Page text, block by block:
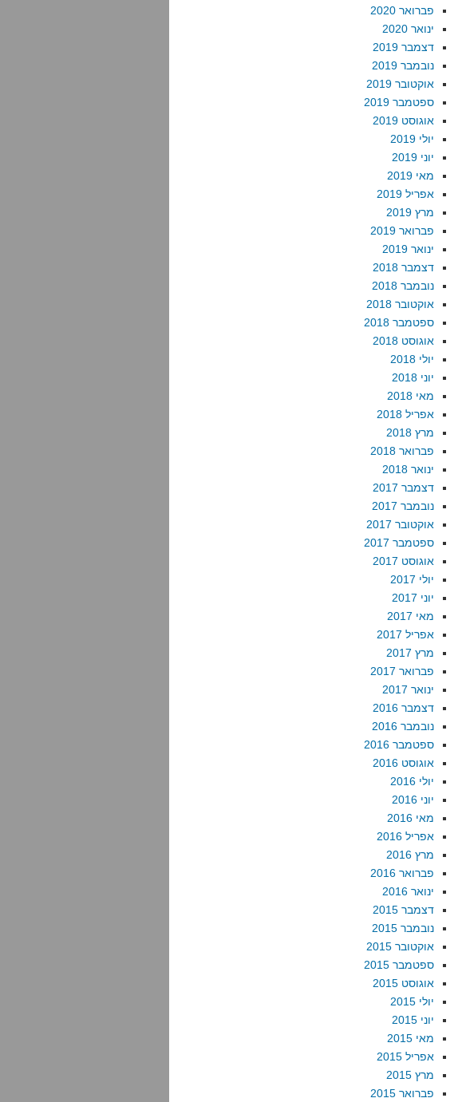
פברואר 2020
ינואר 2020
דצמבר 2019
נובמבר 2019
אוקטובר 2019
ספטמבר 2019
אוגוסט 2019
יולי 2019
יוני 2019
מאי 2019
אפריל 2019
מרץ 2019
פברואר 2019
ינואר 2019
דצמבר 2018
נובמבר 2018
אוקטובר 2018
ספטמבר 2018
אוגוסט 2018
יולי 2018
יוני 2018
מאי 2018
אפריל 2018
מרץ 2018
פברואר 2018
ינואר 2018
דצמבר 2017
נובמבר 2017
אוקטובר 2017
ספטמבר 2017
אוגוסט 2017
יולי 2017
יוני 2017
מאי 2017
אפריל 2017
מרץ 2017
פברואר 2017
ינואר 2017
דצמבר 2016
נובמבר 2016
ספטמבר 2016
אוגוסט 2016
יולי 2016
יוני 2016
מאי 2016
אפריל 2016
מרץ 2016
פברואר 2016
ינואר 2016
דצמבר 2015
נובמבר 2015
אוקטובר 2015
ספטמבר 2015
אוגוסט 2015
יולי 2015
יוני 2015
מאי 2015
אפריל 2015
מרץ 2015
פברואר 2015